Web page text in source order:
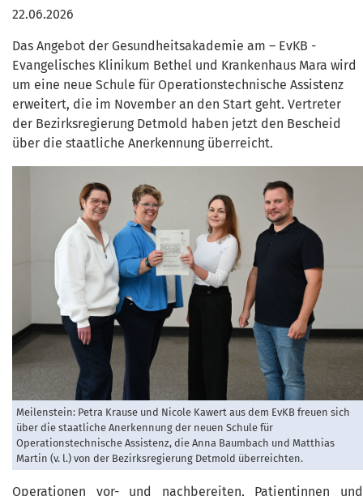
22.06.2026
Das Angebot der Gesundheitsakademie am – EvKB -
Evangelisches Klinikum Bethel und Krankenhaus Mara wird
um eine neue Schule für Operationstechnische Assistenz
erweitert, die im November an den Start geht. Vertreter
der Bezirksregierung Detmold haben jetzt den Bescheid
über die staatliche Anerkennung überreicht.
Meilenstein: Petra Krause und Nicole Kawert aus dem EvKB freuen sich
über die staatliche Anerkennung der neuen Schule für
Operationstechnische Assistenz, die Anna Baumbach und Matthias
Martin (v. l.) von der Bezirksregierung Detmold überreichten.
Operationen vor- und nachbereiten, Patientinnen und